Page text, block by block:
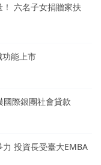
六名子女捐贈家扶
能上市
際銀團社會貸款
投資長受臺大EMBA